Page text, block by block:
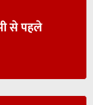
से पहले